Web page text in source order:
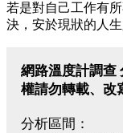
若是對自己工作有
決，安於現狀的人
網路溫度計調查
權請勿轉載、改
分析區間：